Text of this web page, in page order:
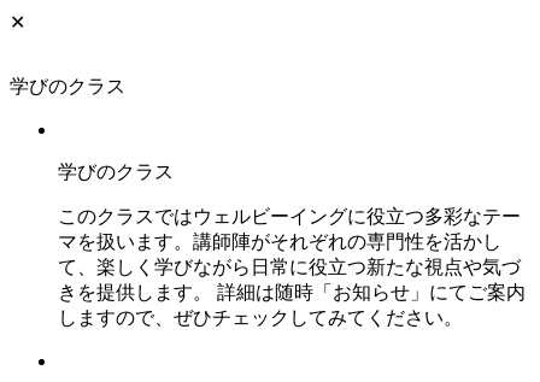
✕
学びのクラス
学びのクラス
このクラスではウェルビーイングに役立つ多彩なテー
マを扱います。講師陣がそれぞれの専門性を活かし
て、楽しく学びながら日常に役立つ新たな視点や気づ
きを提供します。 詳細は随時「お知らせ」にてご案内
しますので、ぜひチェックしてみてください。